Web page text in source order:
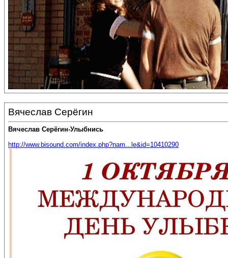
Вячеслав Серёгин
Вячеслав Серёгин-Улыбнись
http://www.bisound.com/index.php?nam...le&id=10410290